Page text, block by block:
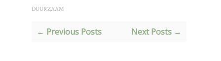
DUURZAAM
← Previous Posts Next Posts →